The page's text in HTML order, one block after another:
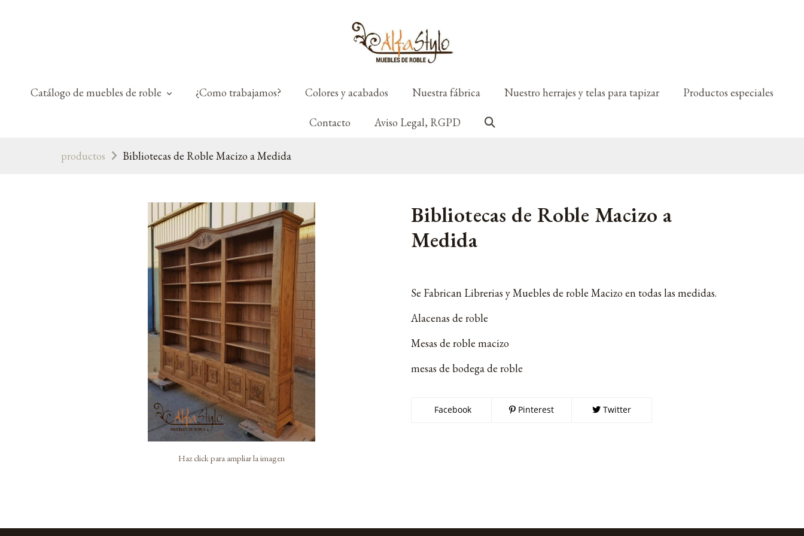
Catálogo de muebles de roble ¿Como trabajamos? Colores y acabados Nuestra fábrica Nuestro herrajes y telas para tapizar Productos especiales
Contacto Aviso Legal, RGPD
productos Bibliotecas de Roble Macizo a Medida
Haz click para ampliar la imagen
Bibliotecas de Roble Macizo a
Medida
Se Fabrican Librerias y Muebles de roble Macizo en todas las medidas.
Alacenas de roble
Mesas de roble macizo
mesas de bodega de roble
Facebook Pinterest Twitter